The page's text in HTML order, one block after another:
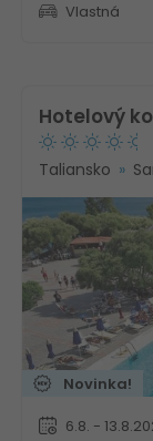
Vlastná
Hotelový
Taliansko
Novinka!
6.8. -